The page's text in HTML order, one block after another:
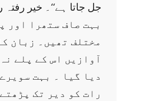
جل جاتا ہے‘‘۔ خیر
بہت صاف ستھرا اور
مختلف تھیں۔ زبان
آوازیں اس کے پلے
دیا گیا ۔ بہت
رات کو دیر تک